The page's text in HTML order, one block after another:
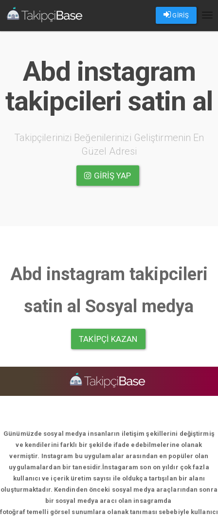
GİRİŞ
Abd instagram
takipcileri satin al
Takipçilerinizi Beğenilerinizi Geliştirmenin En
Güzel Adresi
GIRIŞ YAP
Abd instagram takipcileri
satin al Sosyal medya
TAKIPÇI KAZAN
Günümüzde sosyal medya insanların iletişim şekillerini değiştirmiş
ve kendilerini farklı bir şekilde ifade edebilmelerine olanak
vermiştir. Instagram bu uygulamalar arasından en popüler olan
uygulamalardan bir tanesidir.İnstagaram son on yıldır çok fazla
kullanıcı ve içerik üretim sayısı ile oldukça tartışılan bir alanı
oluşturmaktadır. Kendinden önceki sosyal medya araçlarından sonra
bir sosyal medya aracı olan insagramda
fotoğraf temelli görsel sunumlara olanak tanıması sebebiyle kullanıcı